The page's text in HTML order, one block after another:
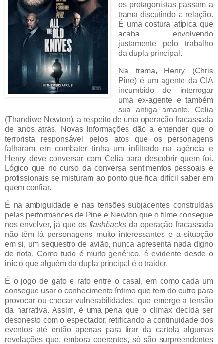
os protagonistas passam a
trama discutindo a relação.
É uma costura atípica que
acaba envolvendo
justamente pelo trabalho
da dupla principal.
Na trama, Henry (Chris
Pine) é um agente da CIA
incumbido de interrogar
uma ex-agente e também
sua antiga amante, Celia
(Thandiwe Newton), a respeito de uma operação fracassada
de anos atrás. Novas informações dão a entender que o
terrorista responsável pelos atos que os personagens
falharam em combater tinha um infiltrado na agência e
Henry deve conversar com Celia para descobrir quem foi.
Lógico que no curso da conversa sentimentos pessoais e
profissionais se misturam ao ponto que fica difícil saber em
quem confiar.
É na ambiguidade e nas tensões subjacentes construídas
pelas performances de Pine e Newton que o filme consegue
nos envolver, já que osflashbacks da operação fracassada
não têm lá personagens muito interessantes e a situação
em si, um sequestro de avião, nunca apresenta nada digno
de nota. Como tudo é muito genérico, é evidente desde o
início que alguém da dupla principal é o traidor.
É o jogo de gato e rato entre o casal, em como cada um
consegue usar o conhecimento íntimo que tem do outro para
provocar ou checar vulnerabilidades, que emerge a tensão
da narrativa. Assim, é uma pena que o clímax decida ser
desonesto com o espectador, retificando a continuidade dos
eventos até então apenas para tirar da cartola algumas
revelações que, embora coerentes, só são surpreendentes